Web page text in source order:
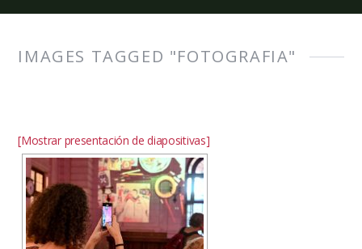
IMAGES TAGGED "FOTOGRAFIA"
[Mostrar presentación de diapositivas]